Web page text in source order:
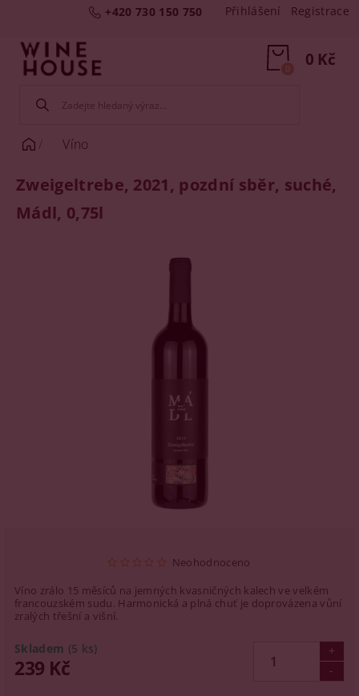
+420 730 150 750 Přihlášení Registrace
0 Kč
0
Víno
Zweigeltrebe, 2021, pozdní sběr, suché,
Mádl, 0,75l
Neohodnoceno
Víno zrálo 15 měsíců na jemných kvasničných kalech ve velkém
francouzském sudu. Harmonická a plná chuť je doprovázena vůní
zralých třešní a višní.
Skladem (5 ks)
239 Kč